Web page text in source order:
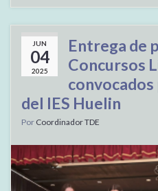
JUN
04
2025
Entrega de
Concursos
del IES Huelin
Por Coordinador TDE